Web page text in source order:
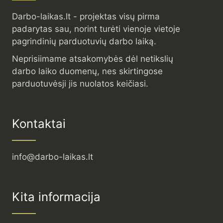
Darbo-laikas.lt - projektas visų pirma
padarytas sau, norint turėti vienoje vietoje
pagrindinių parduotuvių darbo laiką.
Neprisiimame atsakomybės dėl netikslių
darbo laiko duomenų, nes skirtingose
parduotuvėsji jis nuolatos keičiasi.
Kontaktai
info@darbo-laikas.lt
Kita informacija